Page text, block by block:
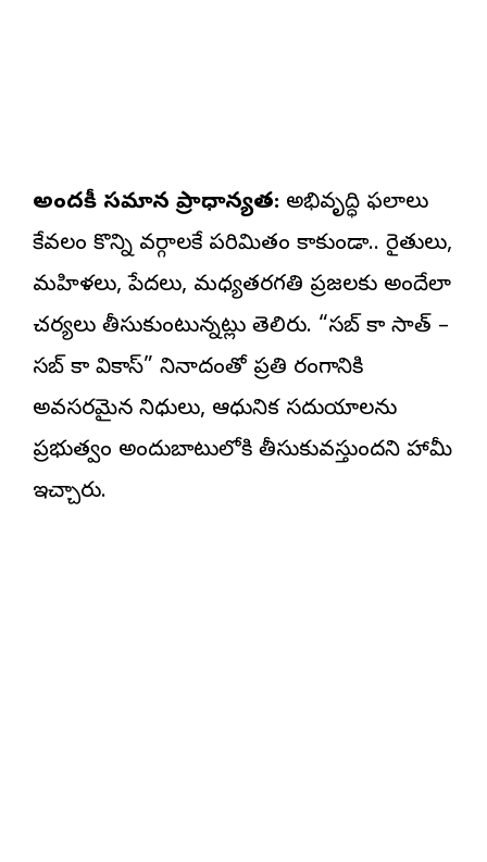
అందరికీ సమాన ప్రాధాన్యత: అభివృద్ధి ఫలాలు
కేవలం కొన్ని వర్గాలకే పరిమితం కాకుండా.. రైతులు,
మహిళలు, పేదలు, మధ్యతరగతి ప్రజలకు అందేలా
చర్యలు తీసుకుంటున్నట్లు తెలిపారు. “సబ్ కా సాత్ –
సబ్ కా వికాస్” నినాదంతో ప్రతి రంగానికి
అవసరమైన నిధులు, ఆధునిక సదుపాయాలను
ప్రభుత్వం అందుబాటులోకి తీసుకువస్తుందని హామీ
ఇచ్చారు.